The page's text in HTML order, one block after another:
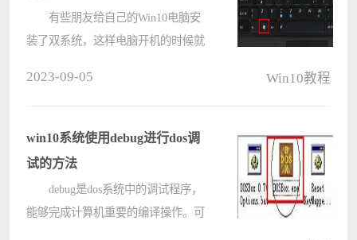
有些朋友给自己的Win10电脑安
装了双系统，这样电脑开机的时候就
给删除掉，那么应该怎么做呢？首先
我们????
2023-09-05 Win10教程
win10系统使用debug进行dos调
试的方法
debug是dos系统中的调试程序，
能够完成计算机重要的编译操作。可